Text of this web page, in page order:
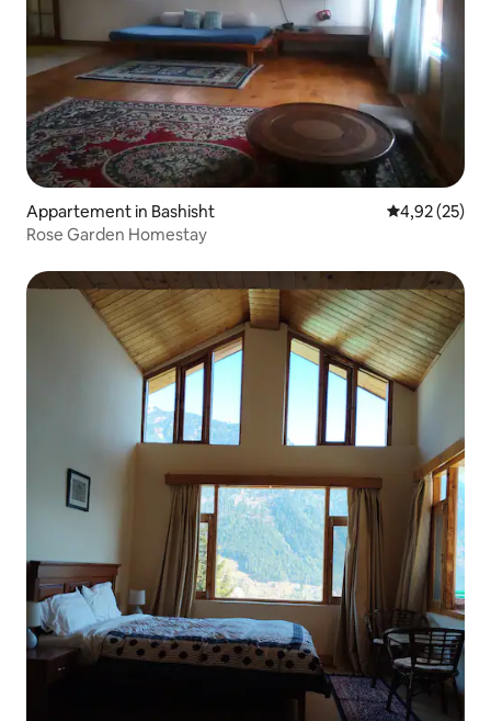
Appartement in Bashisht Gemiddelde
4,92 (25)
Rose Garden Homestay